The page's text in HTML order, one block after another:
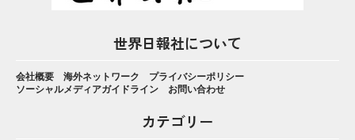
世界日報社について
会社概要 海外ネットワーク
プライバシーポリシー
ソーシャルメディアガイドライン
お問い合わせ
カテゴリー